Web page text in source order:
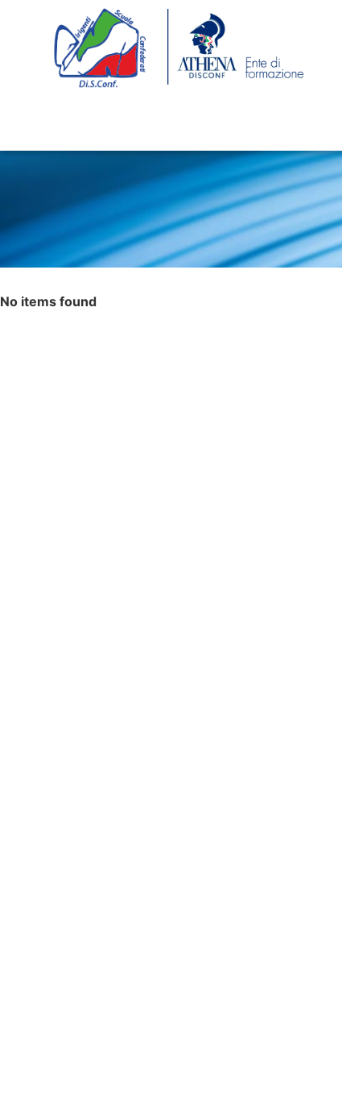
No items found